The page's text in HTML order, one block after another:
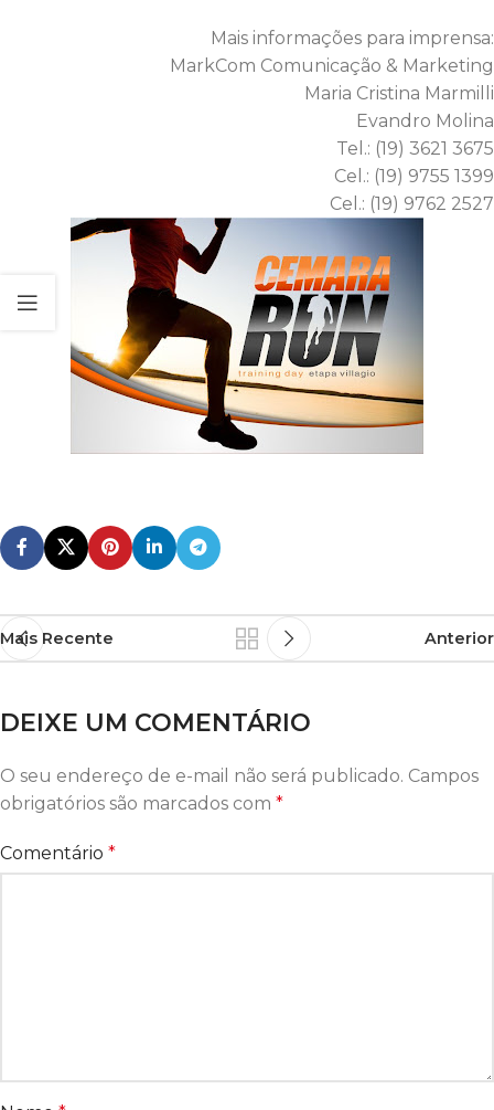
Mais informações para imprensa:
MarkCom Comunicação & Marketing
Maria Cristina Marmilli
Evandro Molina
Tel.: (19) 3621 3675
Cel.: (19) 9755 1399
Cel.: (19) 9762 2527
Mais Recente Anterior
DEIXE UM COMENTÁRIO
O seu endereço de e-mail não será publicado. Campos
obrigatórios são marcados com *
Comentário *